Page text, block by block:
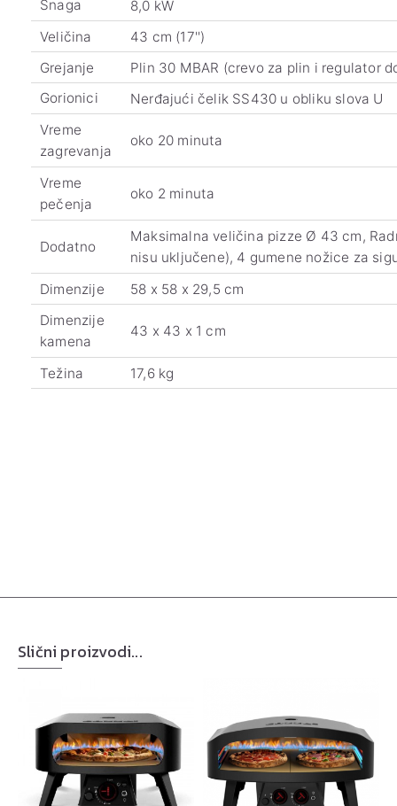
Snaga
8,0 kW
Veličina
43 cm (17'')
Grejanje
Plin 30 MBAR (crevo za plin i regulator
Gorionici
Nerđajući čelik SS430 u obliku slova U
Vreme
zagrevanja
oko 20 minuta
Vreme
pečenja
oko 2 minuta
Dodatno
Maksimalna veličina pizze Ø 43 cm,
nisu uključene), 4 gumene nožice za
Dimenzije
58 x 58 x 29,5 cm
Dimenzije
kamena
43 x 43 x 1 cm
Težina 17,6 kg
Slični proizvodi...